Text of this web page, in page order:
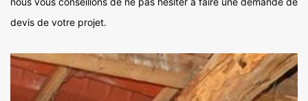
devis de votre projet.